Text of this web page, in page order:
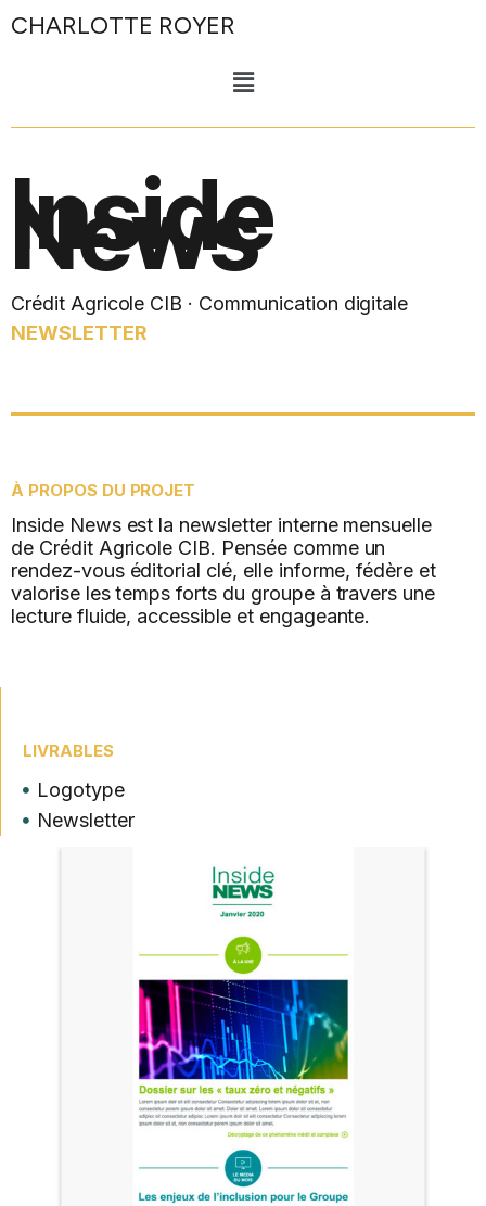
CHARLOTTE ROYER
Inside
News
Crédit Agricole CIB · Communication digitale
NEWSLETTER
À PROPOS DU PROJET
Inside News est la newsletter interne mensuelle
de Crédit Agricole CIB. Pensée comme un
rendez-vous éditorial clé, elle informe, fédère et
valorise les temps forts du groupe à travers une
lecture fluide, accessible et engageante.
LIVRABLES
Logotype
Newsletter